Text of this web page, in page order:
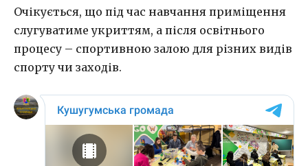
Очікується, що під час навчання приміщення
слугуватиме укриттям, а після освітнього
процесу – спортивною залою для різних видів
спорту чи заходів.